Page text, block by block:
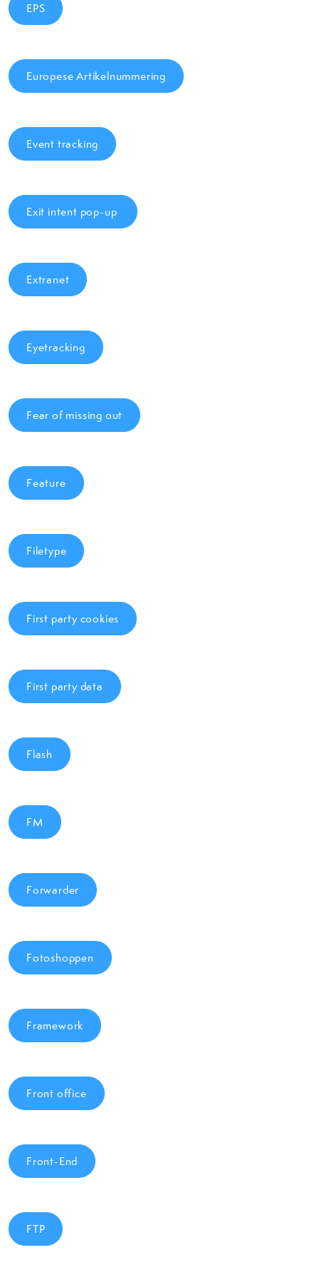
EPS
Europese Artikelnummering
Event tracking
Exit intent pop-up
Extranet
Eyetracking
Fear of missing out
Feature
Filetype
First party cookies
First party data
Flash
FM
Forwarder
Fotoshoppen
Framework
Front office
Front-End
FTP